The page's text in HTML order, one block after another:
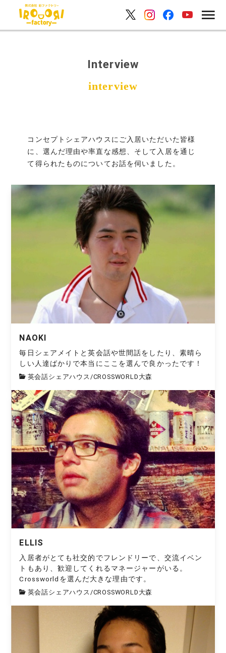
Interview
コンセプトシェアハウスにご入居いただいた皆様
に、選んだ理由や率直な感想、そして入居を通じ
て得られたものについてお話を伺いました。
NAOKI
毎日シェアメイトと英会話や世間話をしたり、素晴ら
しい人達ばかりで本当にここを選んで良かったです！
英会話シェアハウス/CROSSWORLD大森
ELLIS
入居者がとても社交的でフレンドリーで、交流イベン
トもあり、歓迎してくれるマネージャーがいる。
Crossworldを選んだ大きな理由です。
英会話シェアハウス/CROSSWORLD大森